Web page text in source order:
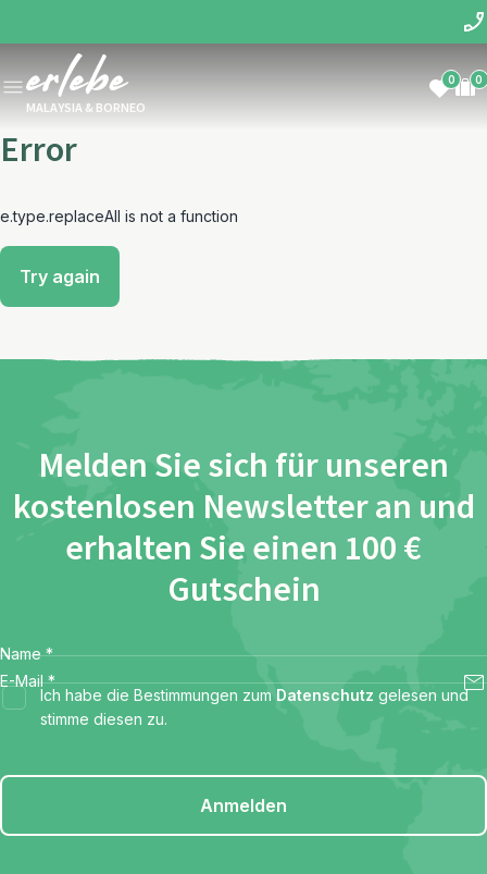
MALAYSIA & BORNEO
0 0
Error
e.type.replaceAll is not a function
Try again
Melden Sie sich für unseren
kostenlosen Newsletter an und
erhalten Sie einen 100 €
Gutschein
Name *
E-Mail *
Ich habe die Bestimmungen zum Datenschutz gelesen und
stimme diesen zu.
Anmelden